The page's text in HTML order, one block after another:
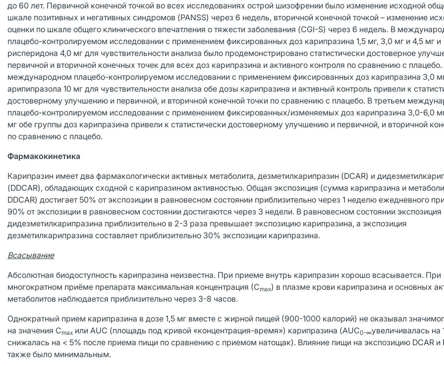
до 60 лет. Первичной конечной точкой во всех исследованиях острой шизофрении было изменение исходной
шкале позитивных и негативных синдромов (PANSS) через 6 недель, вторичной конечной точкой – изменение
оценки по шкале общего клинического впечатления о тяжести заболевания (CGI-S) через 6 недель. В
плацебо-контролируемом исследовании с применением фиксированных доз карипразина 1,5 мг, 3,0 мг и 4,5 мг и
рисперидона 4,0 мг для чувствительности анализа было продемонстрировано статистически достоверное
первичной и вторичной конечных точек для всех доз карипразина и активного контроля по сравнению с
международном плацебо-контролируемом исследовании с применением фиксированных доз карипразина 3,0
арипипразола 10 мг для чувствительности анализа обе дозы карипразина и активный контроль привели к
достоверному улучшению и первичной, и вторичной конечной точки по сравнению с плацебо. В третьем
плацебо-контролируемом исследовании с применением фиксированных/изменяемых доз карипразина 3,0-6,0
мг обе группы доз карипразина привели к статистически достоверному улучшению и первичной, и вторичной
по сравнению с плацебо.
Фармакокинетика
Карипразин имеет два фармакологически активных метаболита, дезметилкарипразин (DCAR) и
(DDCAR), обладающих сходной с карипразином активностью. Общая экспозиция (сумма карипразина и
DDCAR) достигает 50% от экспозиции в равновесном состоянии приблизительно через 1 неделю ежедневного
90% от экспозиции в равновесном состоянии достигаются через 3 недели. В равновесном состоянии экспозиция
дидезметилкарипразина приблизительно в 2-3 раза превышает экспозицию карипразина, а экспозиция
дезметилкарипразина составляет приблизительно 30% экспозиции карипразина.
Всасывание
Абсолютная биодоступность карипразина неизвестна. При приеме внутрь карипразин хорошо всасывается. При
многократном приёме препарата максимальная концентрация (Сmax) в плазме крови карипразина и основных
метаболитов наблюдается приблизительно через 3-8 часов.
Однократный прием карипразина в дозе 1,5 мг вместе с жирной пищей (900-1000 калорий) не оказывал
на значения Cmax или AUC (площадь под кривой «концентрация-время») карипразина (AUC0-∞увеличивалась на
снижалась на < 5% после приема пищи по сравнению с приемом натощак). Влияние пищи на экспозицию DCAR и
также было минимальным.